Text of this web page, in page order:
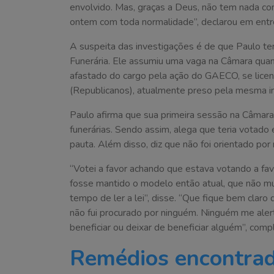
envolvido. Mas, graças a Deus, não tem nada
ontem com toda normalidade”, declarou em
A suspeita das investigações é de que Paulo
Funerária. Ele assumiu uma vaga na Câmara
afastado do cargo pela ação do GAECO, se
(Republicanos), atualmente preso pela mesma
Paulo afirma que sua primeira sessão na
funerárias. Sendo assim, alega que teria
pauta. Além disso, diz que não foi orientado
“Votei a favor achando que estava votando a
fosse mantido o modelo então atual, que não
tempo de ler a lei”, disse. “Que fique bem claro
não fui procurado por ninguém. Ninguém me
beneficiar ou deixar de beneficiar alguém”,
Remédios